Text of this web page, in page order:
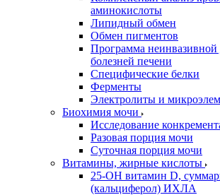
аминокислоты
Липидный обмен
Обмен пигментов
Программа неинвазивной
болезней печени
Специфические белки
Ферменты
Электролиты и
Биохимия мочи
Исследование
Разовая порция мочи
Суточная порция мочи
Витамины, жирные кислоты
25-OH витамин D,
(кальциферол) ИХЛА